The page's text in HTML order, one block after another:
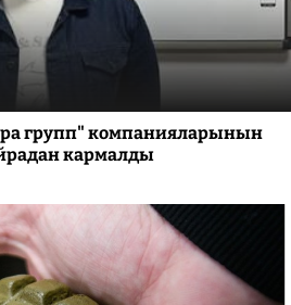
групп" компанияларынын
кармалды